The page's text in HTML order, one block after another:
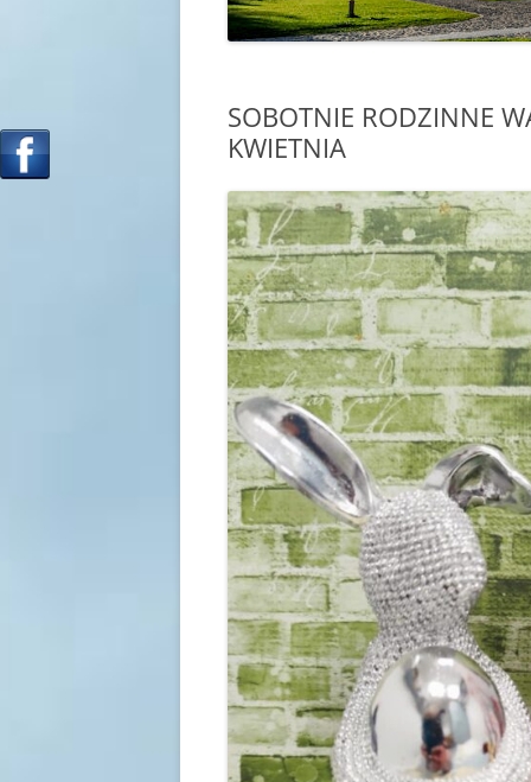
SOBOTNIE RODZINNE
KWIETNIA